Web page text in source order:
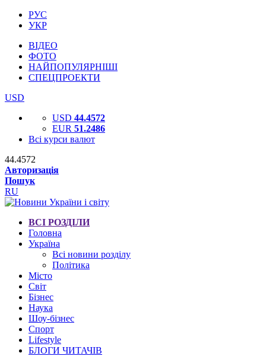
РУС
УКР
ВІДЕО
ФОТО
НАЙПОПУЛЯРНІШІ
СПЕЦПРОЕКТИ
USD
USD 44.4572
EUR 51.2486
Всі курси валют
44.4572
Авторизація
Пошук
RU
ВСІ РОЗДІЛИ
Головна
Україна
Всі новини розділу
Політика
Місто
Світ
Бізнес
Наука
Шоу-бізнес
Спорт
Lifestyle
БЛОГИ ЧИТАЧІВ